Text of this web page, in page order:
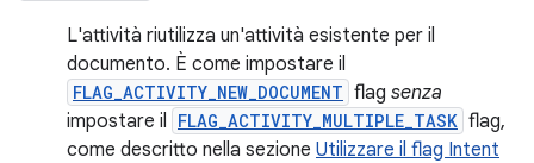
L'attività riutilizza un'attività esistente per il
documento. È come impostare il
FLAG_ACTIVITY_NEW_DOCUMENT flag senza
impostare il
FLAG_ACTIVITY_MULTIPLE_TASK flag,
come descritto nella sezione Utilizzare il flag Intent